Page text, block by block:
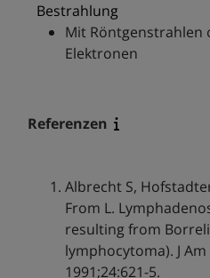
Bestrahlung
Mit Röntgenstrahlen
Elektronen
Referenzen
Albrecht S,
From L.
resulting from
lymphocytoma). J
1991;24:621-5.